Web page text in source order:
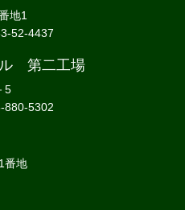
地1
52-4437
ル 第二工場
5
5302
番地